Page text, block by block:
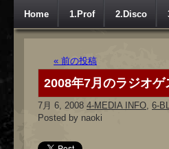
Home 1.Prof 2.Disco
« 前の投稿
2008年7月のラジオ
7月 6, 2008 4-MEDIA INFO, 6-
Posted by naoki